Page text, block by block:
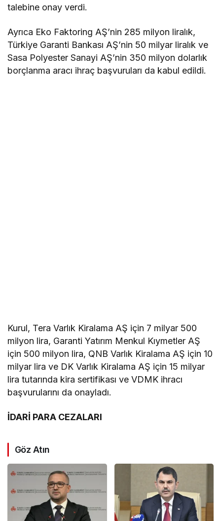
talebine onay verdi.
Ayrıca Eko Faktoring AŞ’nin 285 milyon liralık,
Türkiye Garanti Bankası AŞ’nin 50 milyar liralık ve
Sasa Polyester Sanayi AŞ’nin 350 milyon dolarlık
borçlanma aracı ihraç başvuruları da kabul edildi.
Kurul, Tera Varlık Kiralama AŞ için 7 milyar 500
milyon lira, Garanti Yatırım Menkul Kıymetler AŞ
için 500 milyon lira, QNB Varlık Kiralama AŞ için 10
milyar lira ve DK Varlık Kiralama AŞ için 15 milyar
lira tutarında kira sertifikası ve VDMK ihracı
başvurularını da onayladı.
İDARİ PARA CEZALARI
Göz Atın